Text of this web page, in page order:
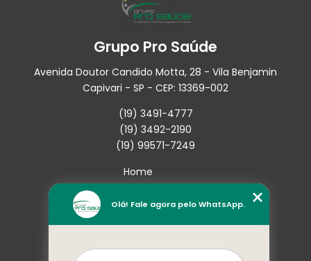
Grupo Pro Saúde
Avenida Doutor Candido Motta, 28 - Vila Benjamin
Capivari - SP - CEP: 13369-002
(19) 3491-4777
(19) 3492-2190
(19) 99571-7249
Home
Empresa
Missão
Mapa do site
Olá! Fale agora pelo WhatsApp.